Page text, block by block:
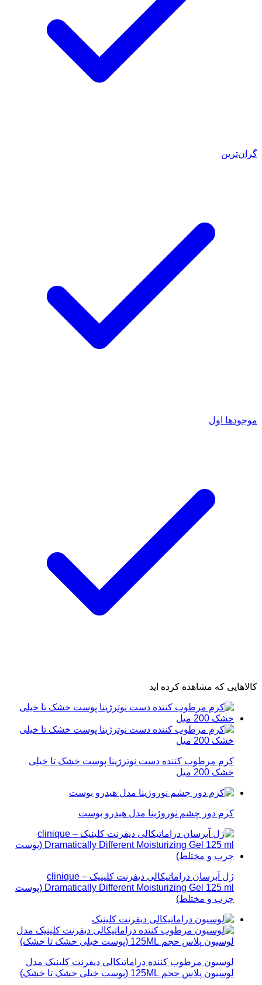
گران‌ترین
موجودها اول
کالاهایی که مشاهده کرده اید
کرم مرطوب کننده دست نوترژینا پوست خشک تا خیلی
خشک 200 میل
کرم دور چشم نوروژینا مدل هیدرو بوست
ژل آبرسان دراماتیکالی دیفرنت کلینیک – clinique
Dramatically Different Moisturizing Gel 125 ml (پوست
چرب و مختلط)
لوسیون مرطوب کننده دراماتیکالی دیفرنت کلینیک مدل
لوسیون پلاس حجم 125ML (پوست خیلی خشک تا خشک)